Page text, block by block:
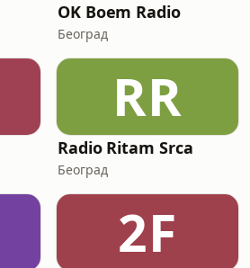
OK Boem Radio
Београд
RR
Radio Ritam Srca
Београд
2F